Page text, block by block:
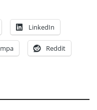
LinkedIn
Reddit